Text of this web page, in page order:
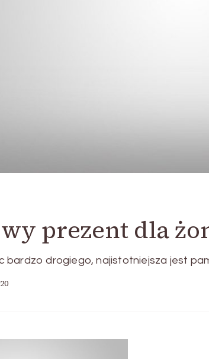
prezent dla
bardzo drogiego, najistotniejsza jest